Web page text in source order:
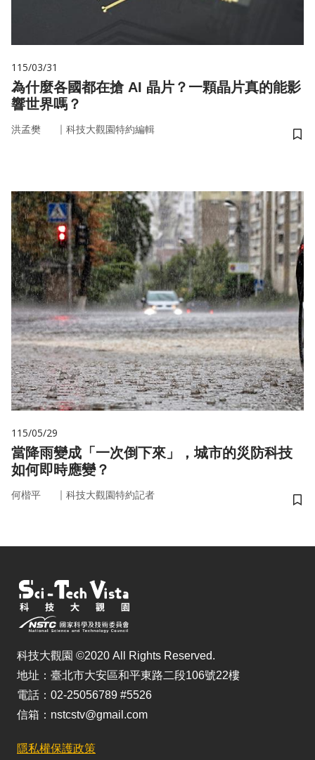
115/03/31
為什麼各國都在搶 AI 晶片？一顆晶片真的能影
響世界嗎？
洪孟樊 ｜ 科技大觀園特約編輯
儲
115/05/29
當降雨變成「一次倒下來」，城市的災防科技
如何即時應變？
何楷平 ｜ 科技大觀園特約記者
儲
科技大觀園 ©2020 All Rights Reserved.
地址：臺北市大安區和平東路二段106號22樓
電話：02-25056789 #5526
信箱：nstcstv@gmail.com
隱私權保護政策